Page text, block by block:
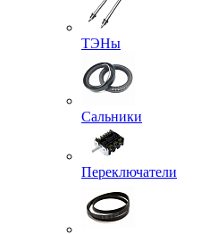
ТЭНы
Сальники
Переключатели